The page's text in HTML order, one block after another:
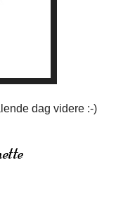
dag videre :-)